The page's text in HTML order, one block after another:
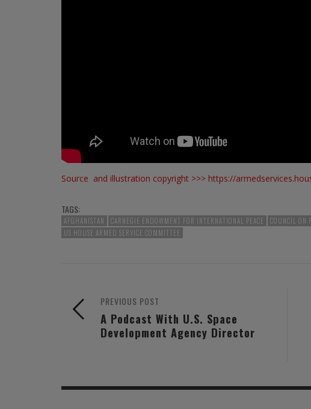
Source and illustration copyright >>> https://
TAGS:
AFGHANISTAN CARNEGIE ENDOWMENT FOR INTERNATIONAL PEACE COUNCIL ON
US HOUSE ARMED SERVICE COMMITTEE
PREVIOUS POST
A Podcast With U.S. Space
Development Agency Director